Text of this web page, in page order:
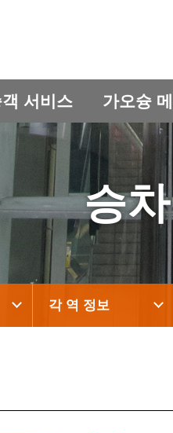
서비스 가오슝
승
각 역 정보